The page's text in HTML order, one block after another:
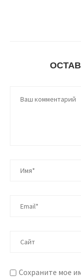
Сохраните мое